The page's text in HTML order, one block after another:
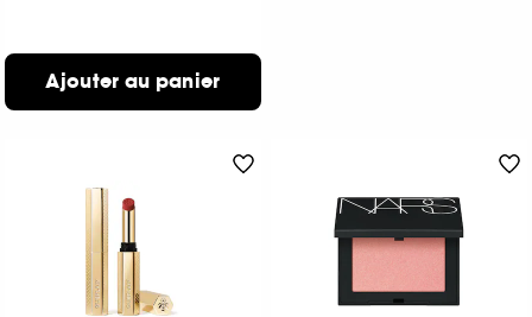
Ajouter au panier